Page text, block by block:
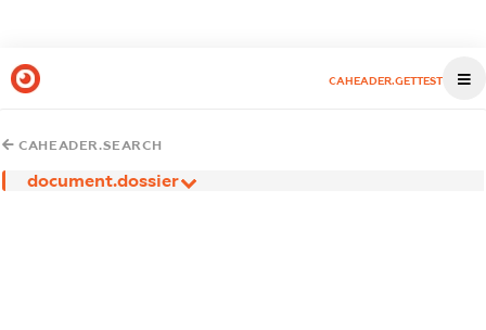
CAHEADER.GETTEST
CAHEADER.SEARCH
document.dossier